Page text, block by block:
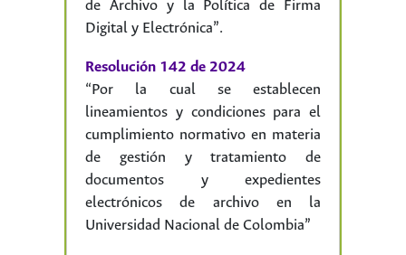
de Archivo y la Política de Firma
Digital y Electrónica”.
Resolución 142 de 2024
“Por la cual se establecen
lineamientos y condiciones para el
cumplimiento normativo en materia
de gestión y tratamiento de
documentos y expedientes
electrónicos de archivo en la
Universidad Nacional de Colombia”